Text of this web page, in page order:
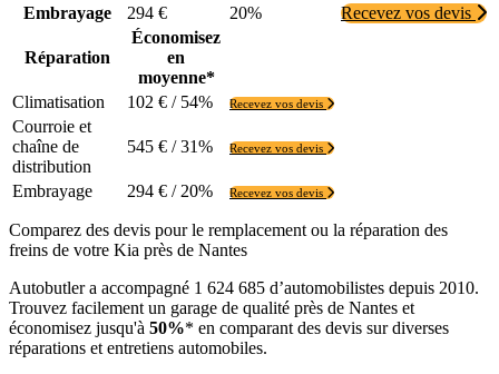
Embrayage 294 € 20% Recevez vos devis
Réparation
Économisez
en
moyenne*
Climatisation
102 € / 54% Recevez vos devis
Courroie et
chaîne de
distribution
545 € / 31% Recevez vos devis
Embrayage 294 € / 20% Recevez vos devis
Comparez des devis pour le remplacement ou la réparation des
freins de votre Kia près de Nantes
Autobutler a accompagné 1 624 685 d’automobilistes depuis 2010.
Trouvez facilement un garage de qualité près de Nantes et
économisez jusqu'à 50%* en comparant des devis sur diverses
réparations et entretiens automobiles.